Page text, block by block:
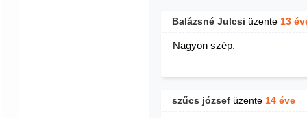
Balázsné Julcsi üzente 13
Nagyon szép.
szűcs józsef üzente 14 éve